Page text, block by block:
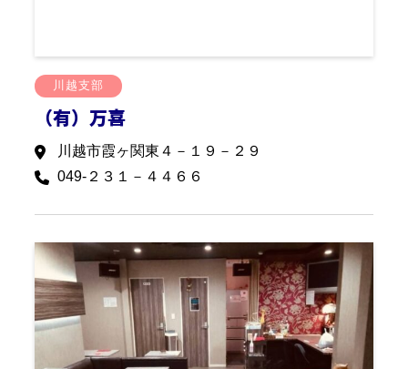
川越支部
（有）万喜
川越市霞ヶ関東４－１９－２９
049-２３１－４４６６